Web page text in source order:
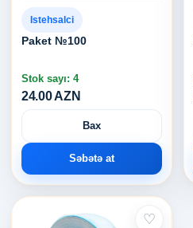
Istehsalci
Paket №100
Stok sayı: 4
24.00 AZN
Bax
Səbətə at
♡